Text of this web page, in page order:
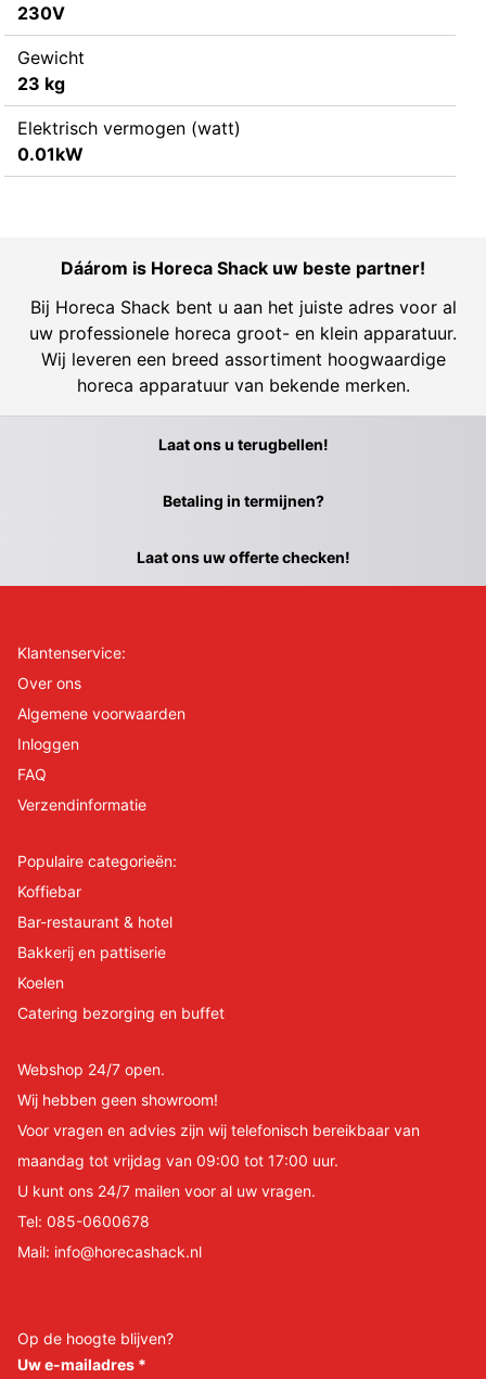
230V
Gewicht
23 kg
Elektrisch vermogen (watt)
0.01kW
Dáárom is Horeca Shack uw beste partner!
Bij Horeca Shack bent u aan het juiste adres voor al
uw professionele horeca groot- en klein apparatuur.
Wij leveren een breed assortiment hoogwaardige
horeca apparatuur van bekende merken.
Laat ons u terugbellen!
Betaling in termijnen?
Laat ons uw offerte checken!
Klantenservice:
Over ons
Algemene voorwaarden
Inloggen
FAQ
Verzendinformatie
Populaire categorieën:
Koffiebar
Bar-restaurant & hotel
Bakkerij en pattiserie
Koelen
Catering bezorging en buffet
Webshop 24/7 open.
Wij hebben geen showroom!
Voor vragen en advies zijn wij telefonisch bereikbaar van
maandag tot vrijdag van 09:00 tot 17:00 uur.
U kunt ons 24/7 mailen voor al uw vragen.
Tel: 085-0600678
Mail: info@horecashack.nl
Op de hoogte blijven?
Uw e-mailadres *